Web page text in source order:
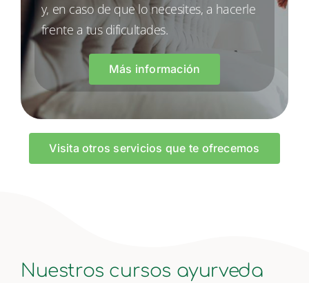
y, en caso de que lo necesites, a hacerle
frente a tus dificultades.
Más información
Visita otros servicios que te ofrecemos
Nuestros cursos ayurveda